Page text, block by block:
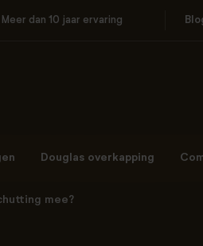
Meer dan 10 jaar ervaring
Douglas overkapping
mee?